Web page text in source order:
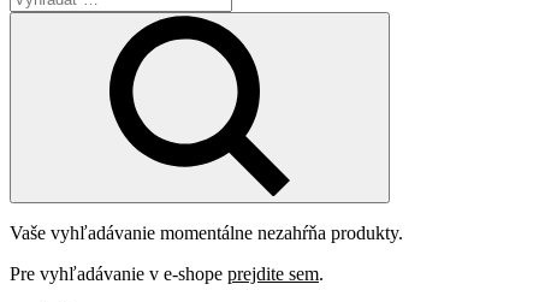
Vaše vyhľadávanie momentálne nezahŕňa produkty.
Pre vyhľadávanie v e-shope prejdite sem.